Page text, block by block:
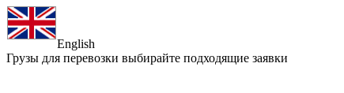
English
Грузы для перевозки выбирайте подходящие заявки